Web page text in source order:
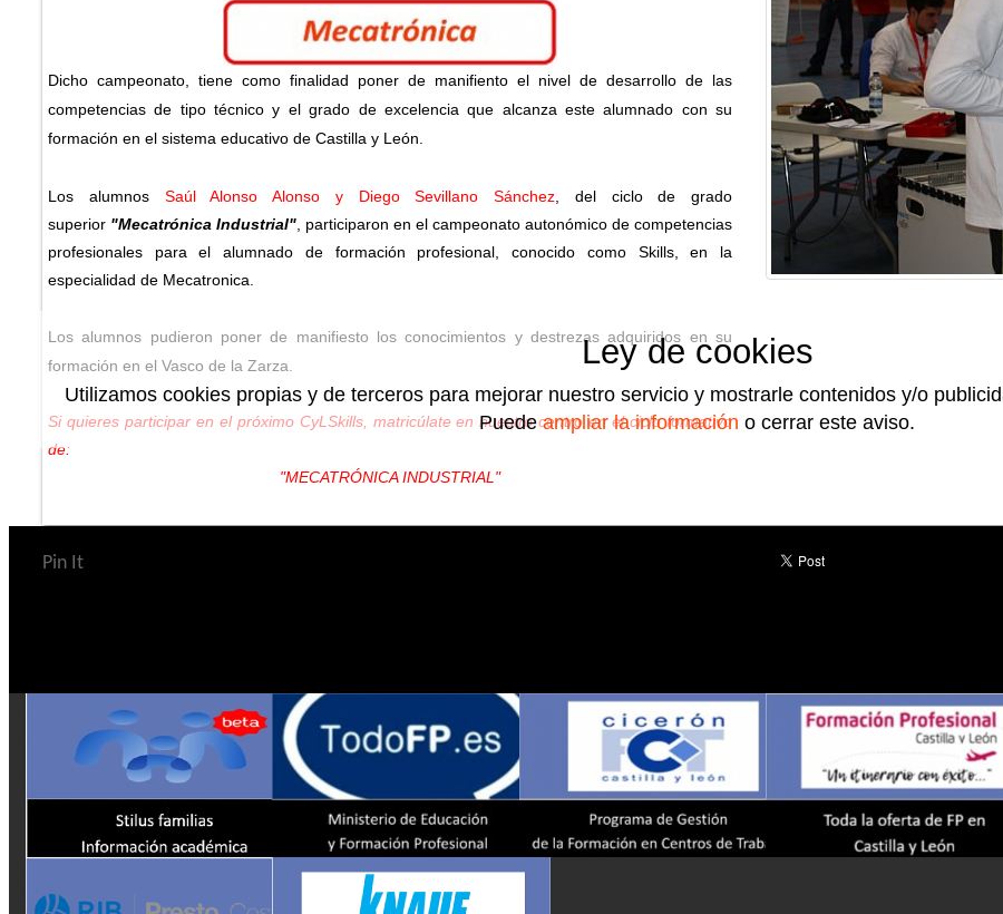
Dicho campeonato, tiene como finalidad poner de manifiento el nivel de desarrollo de las
competencias de tipo técnico y el grado de excelencia que alcanza este alumnado con su
formación en el sistema educativo de Castilla y León.
Los alumnos Saúl Alonso Alonso y Diego Sevillano Sánchez, del ciclo de grado
superior "Mecatrónica Industrial", participaron en el campeonato autonómico de competencias
profesionales para el alumnado de formación profesional, conocido como Skills, en la
especialidad de Mecatronica.
Los alumnos pudieron poner de manifiesto los conocimientos y destrezas adquiridos en su
formación en el Vasco de la Zarza.
Si quieres participar en el próximo CyLSkills, matricúlate en nuestro centro en el ciclo formativo
de:
"MECATRÓNICA INDUSTRIAL"
Pin It
Ley de cookies
Utilizamos cookies propias y de terceros para mejorar nuestro servicio y mostrarle contenidos y/o
Puedeampliar la información o cerrar este aviso.